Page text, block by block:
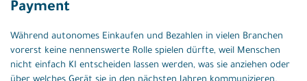
Payment
Während autonomes Einkaufen und Bezahlen in vielen Branchen
vorerst keine nennenswerte Rolle spielen dürfte, weil Menschen
nicht einfach KI entscheiden lassen werden, was sie anziehen oder